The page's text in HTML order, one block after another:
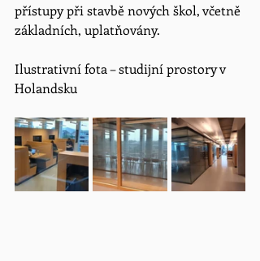
přístupy při stavbě nových škol, včetně
základních, uplatňovány.
Ilustrativní fota – studijní prostory v
Holandsku